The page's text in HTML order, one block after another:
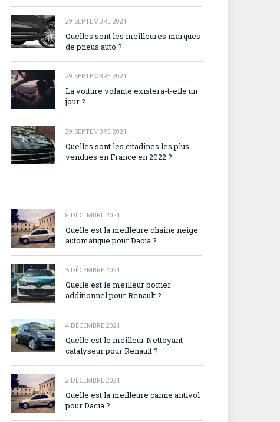
29 SEPTEMBRE 2021
Quelles sont les meilleures marques
de pneus auto ?
29 SEPTEMBRE 2021
La voiture volante existera-t-elle un
jour ?
29 SEPTEMBRE 2021
Quelles sont les citadines les plus
vendues en France en 2022 ?
8 DÉCEMBRE 2021
Quelle est la meilleure chaîne neige
automatique pour Dacia ?
5 DÉCEMBRE 2021
Quelle est le meilleur boitier
additionnel pour Renault ?
4 DÉCEMBRE 2021
Quelle est le meilleur Nettoyant
catalyseur pour Renault ?
2 DÉCEMBRE 2021
Quelle est la meilleure canne antivol
pour Dacia ?